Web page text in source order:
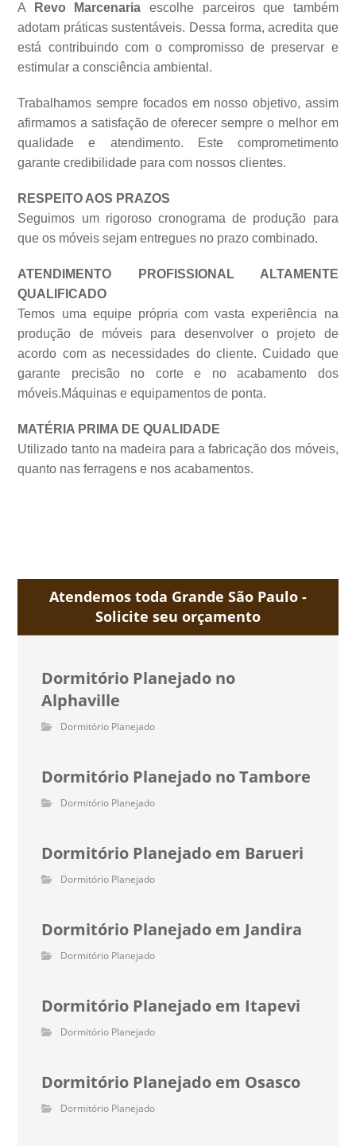
A Revo Marcenaria escolhe parceiros que também
adotam práticas sustentáveis. Dessa forma, acredita que
está contribuindo com o compromisso de preservar e
estimular a consciência ambiental.
Trabalhamos sempre focados em nosso objetivo, assim
afirmamos a satisfação de oferecer sempre o melhor em
qualidade e atendimento. Este comprometimento
garante credibilidade para com nossos clientes.
RESPEITO AOS PRAZOS
Seguimos um rigoroso cronograma de produção para
que os móveis sejam entregues no prazo combinado.
ATENDIMENTO PROFISSIONAL ALTAMENTE
QUALIFICADO
Temos uma equipe própria com vasta experiência na
produção de móveis para desenvolver o projeto de
acordo com as necessidades do cliente. Cuidado que
garante precisão no corte e no acabamento dos
móveis.Máquinas e equipamentos de ponta.
MATÉRIA PRIMA DE QUALIDADE
Utilizado tanto na madeira para a fabricação dos móveis,
quanto nas ferragens e nos acabamentos.
Atendemos toda Grande São Paulo -
Solicite seu orçamento
Dormitório Planejado no
Alphaville
Dormitório Planejado
Dormitório Planejado no Tambore
Dormitório Planejado
Dormitório Planejado em Barueri
Dormitório Planejado
Dormitório Planejado em Jandira
Dormitório Planejado
Dormitório Planejado em Itapevi
Dormitório Planejado
Dormitório Planejado em Osasco
Dormitório Planejado